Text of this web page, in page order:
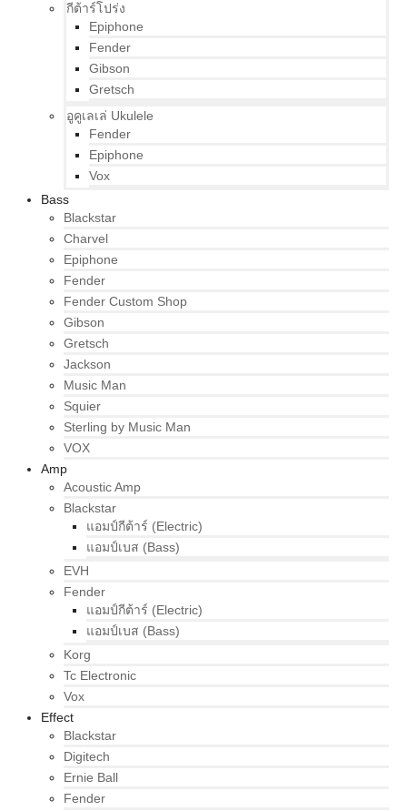
กีต้าร์โปร่ง
Epiphone
Fender
Gibson
Gretsch
อูคูเลเล่ Ukulele
Fender
Epiphone
Vox
Bass
Blackstar
Charvel
Epiphone
Fender
Fender Custom Shop
Gibson
Gretsch
Jackson
Music Man
Squier
Sterling by Music Man
VOX
Amp
Acoustic Amp
Blackstar
แอมป์กีต้าร์ (Electric)
แอมป์เบส (Bass)
EVH
Fender
แอมป์กีต้าร์ (Electric)
แอมป์เบส (Bass)
Korg
Tc Electronic
Vox
Effect
Blackstar
Digitech
Ernie Ball
Fender